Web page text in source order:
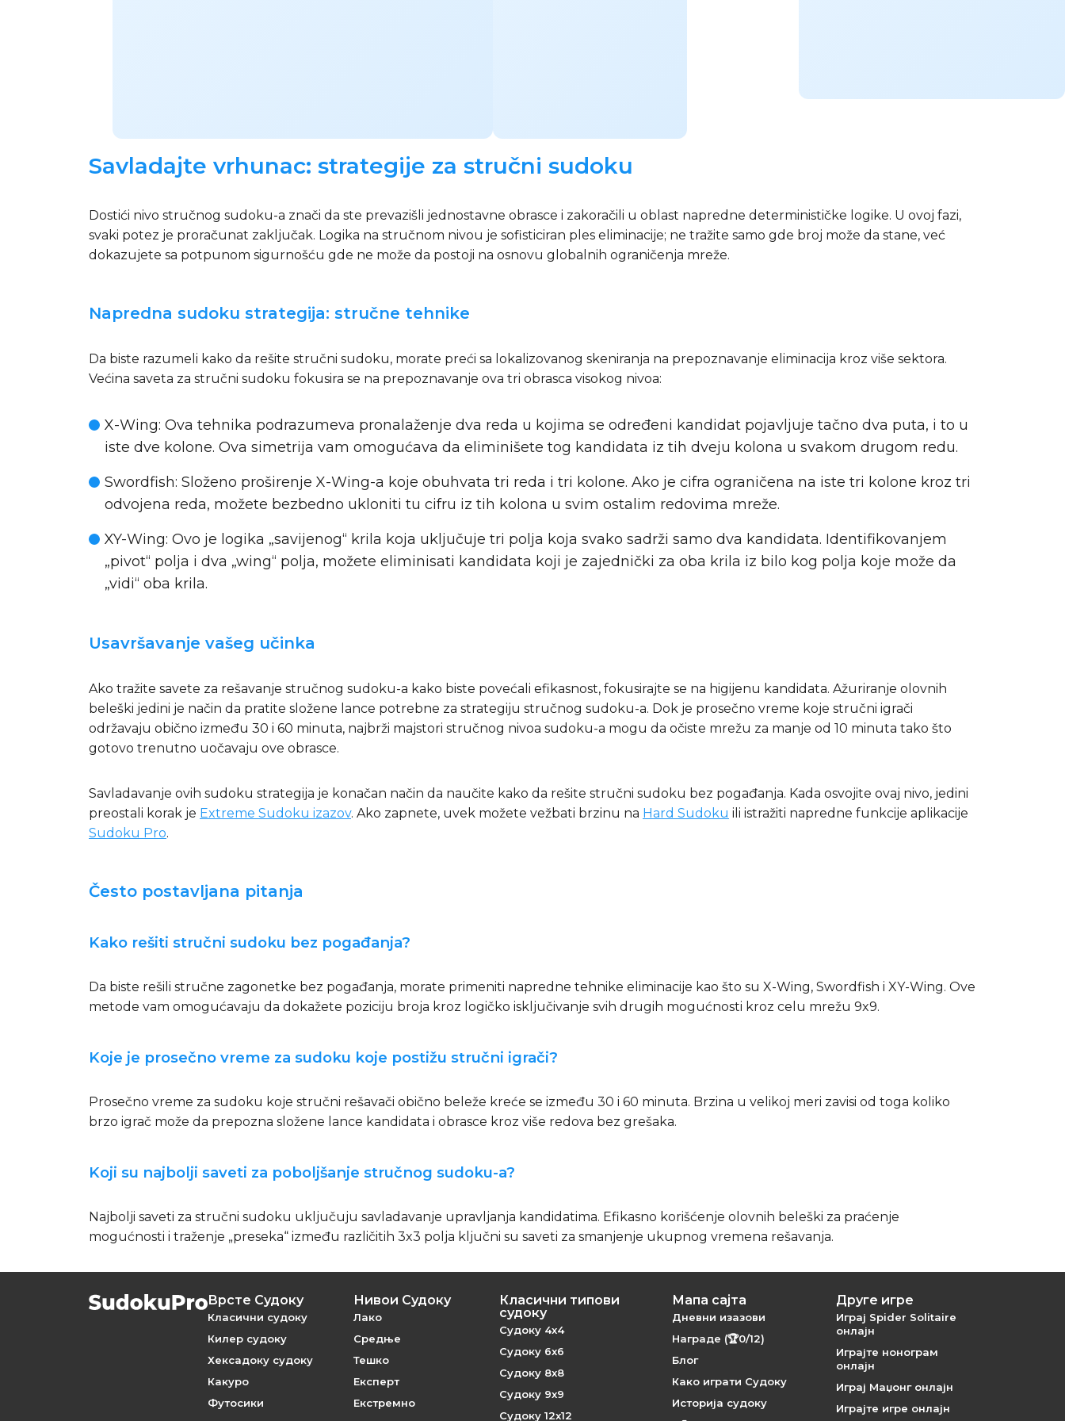
Savladajte vrhunac: strategije za stručni sudoku
Dostići nivo stručnog sudoku-a znači da ste prevazišli jednostavne obrasce i zakoračili u oblast napredne determinističke logike. U ovoj fazi,
svaki potez je proračunat zaključak. Logika na stručnom nivou je sofisticiran ples eliminacije; ne tražite samo gde broj može da stane, već
dokazujete sa potpunom sigurnošću gde ne može da postoji na osnovu globalnih ograničenja mreže.
Napredna sudoku strategija: stručne tehnike
Da biste razumeli kako da rešite stručni sudoku, morate preći sa lokalizovanog skeniranja na prepoznavanje eliminacija kroz više sektora.
Većina saveta za stručni sudoku fokusira se na prepoznavanje ova tri obrasca visokog nivoa:
X-Wing: Ova tehnika podrazumeva pronalaženje dva reda u kojima se određeni kandidat pojavljuje tačno dva puta, i to u
iste dve kolone. Ova simetrija vam omogućava da eliminišete tog kandidata iz tih dveju kolona u svakom drugom redu.
Swordfish: Složeno proširenje X-Wing-a koje obuhvata tri reda i tri kolone. Ako je cifra ograničena na iste tri kolone kroz tri
odvojena reda, možete bezbedno ukloniti tu cifru iz tih kolona u svim ostalim redovima mreže.
XY-Wing: Ovo je logika „savijenog“ krila koja uključuje tri polja koja svako sadrži samo dva kandidata. Identifikovanjem
„pivot“ polja i dva „wing“ polja, možete eliminisati kandidata koji je zajednički za oba krila iz bilo kog polja koje može da
„vidi“ oba krila.
Usavršavanje vašeg učinka
Ako tražite savete za rešavanje stručnog sudoku-a kako biste povećali efikasnost, fokusirajte se na higijenu kandidata. Ažuriranje olovnih
beleški jedini je način da pratite složene lance potrebne za strategiju stručnog sudoku-a. Dok je prosečno vreme koje stručni igrači
održavaju obično između 30 i 60 minuta, najbrži majstori stručnog nivoa sudoku-a mogu da očiste mrežu za manje od 10 minuta tako što
gotovo trenutno uočavaju ove obrasce.
Savladavanje ovih sudoku strategija je konačan način da naučite kako da rešite stručni sudoku bez pogađanja. Kada osvojite ovaj nivo, jedini
preostali korak je Extreme Sudoku izazov. Ako zapnete, uvek možete vežbati brzinu na Hard Sudoku ili istražiti napredne funkcije aplikacije
Sudoku Pro.
Često postavljana pitanja
Kako rešiti stručni sudoku bez pogađanja?
Da biste rešili stručne zagonetke bez pogađanja, morate primeniti napredne tehnike eliminacije kao što su X-Wing, Swordfish i XY-Wing. Ove
metode vam omogućavaju da dokažete poziciju broja kroz logičko isključivanje svih drugih mogućnosti kroz celu mrežu 9x9.
Koje je prosečno vreme za sudoku koje postižu stručni igrači?
Prosečno vreme za sudoku koje stručni rešavači obično beleže kreće se između 30 i 60 minuta. Brzina u velikoj meri zavisi od toga koliko
brzo igrač može da prepozna složene lance kandidata i obrasce kroz više redova bez grešaka.
Koji su najbolji saveti za poboljšanje stručnog sudoku-a?
Najbolji saveti za stručni sudoku uključuju savladavanje upravljanja kandidatima. Efikasno korišćenje olovnih beleški za praćenje
mogućnosti i traženje „preseka“ između različitih 3x3 polja ključni su saveti za smanjenje ukupnog vremena rešavanja.
Врсте Судоку
Класични судоку
Килер судоку
Хексадоку судоку
Какуро
Футосики
Нивои Судоку
Лако
Средње
Тешко
Експерт
Екстремно
Класични типови
судоку
Судоку 4x4
Судоку 6x6
Судоку 8x8
Судоку 9x9
Судоку 12x12
Мапа сајта
Дневни изазови
Награде (🏆0/12)
Блог
Како играти Судоку
Историја судоку
Друге игре
Играј Spider Solitaire
онлајн
Играјте нонограм
онлајн
Играј Маџонг онлајн
Играјте игре онлајн